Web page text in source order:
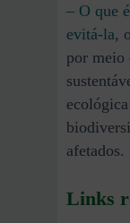
– O que
evitá-la,
por meio
afetados.
Links